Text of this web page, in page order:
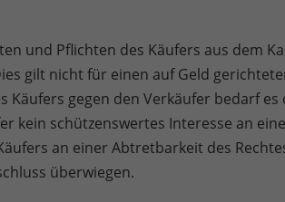
und Pflichten des Käufers aus dem
gilt nicht für einen auf Geld
Käufers gegen den Verkäufer bedarf
kein schützenswertes Interesse an
an einer Abtretbarkeit des
überwiegen.